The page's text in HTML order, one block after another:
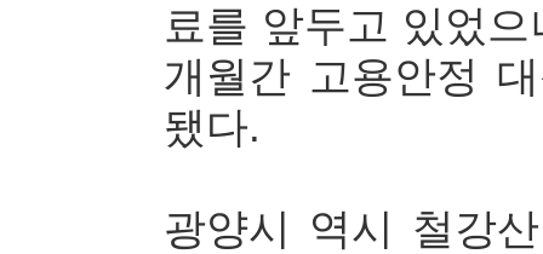
료를 앞두고 있었
개월간 고용안정
됐다.
광양시 역시 철강